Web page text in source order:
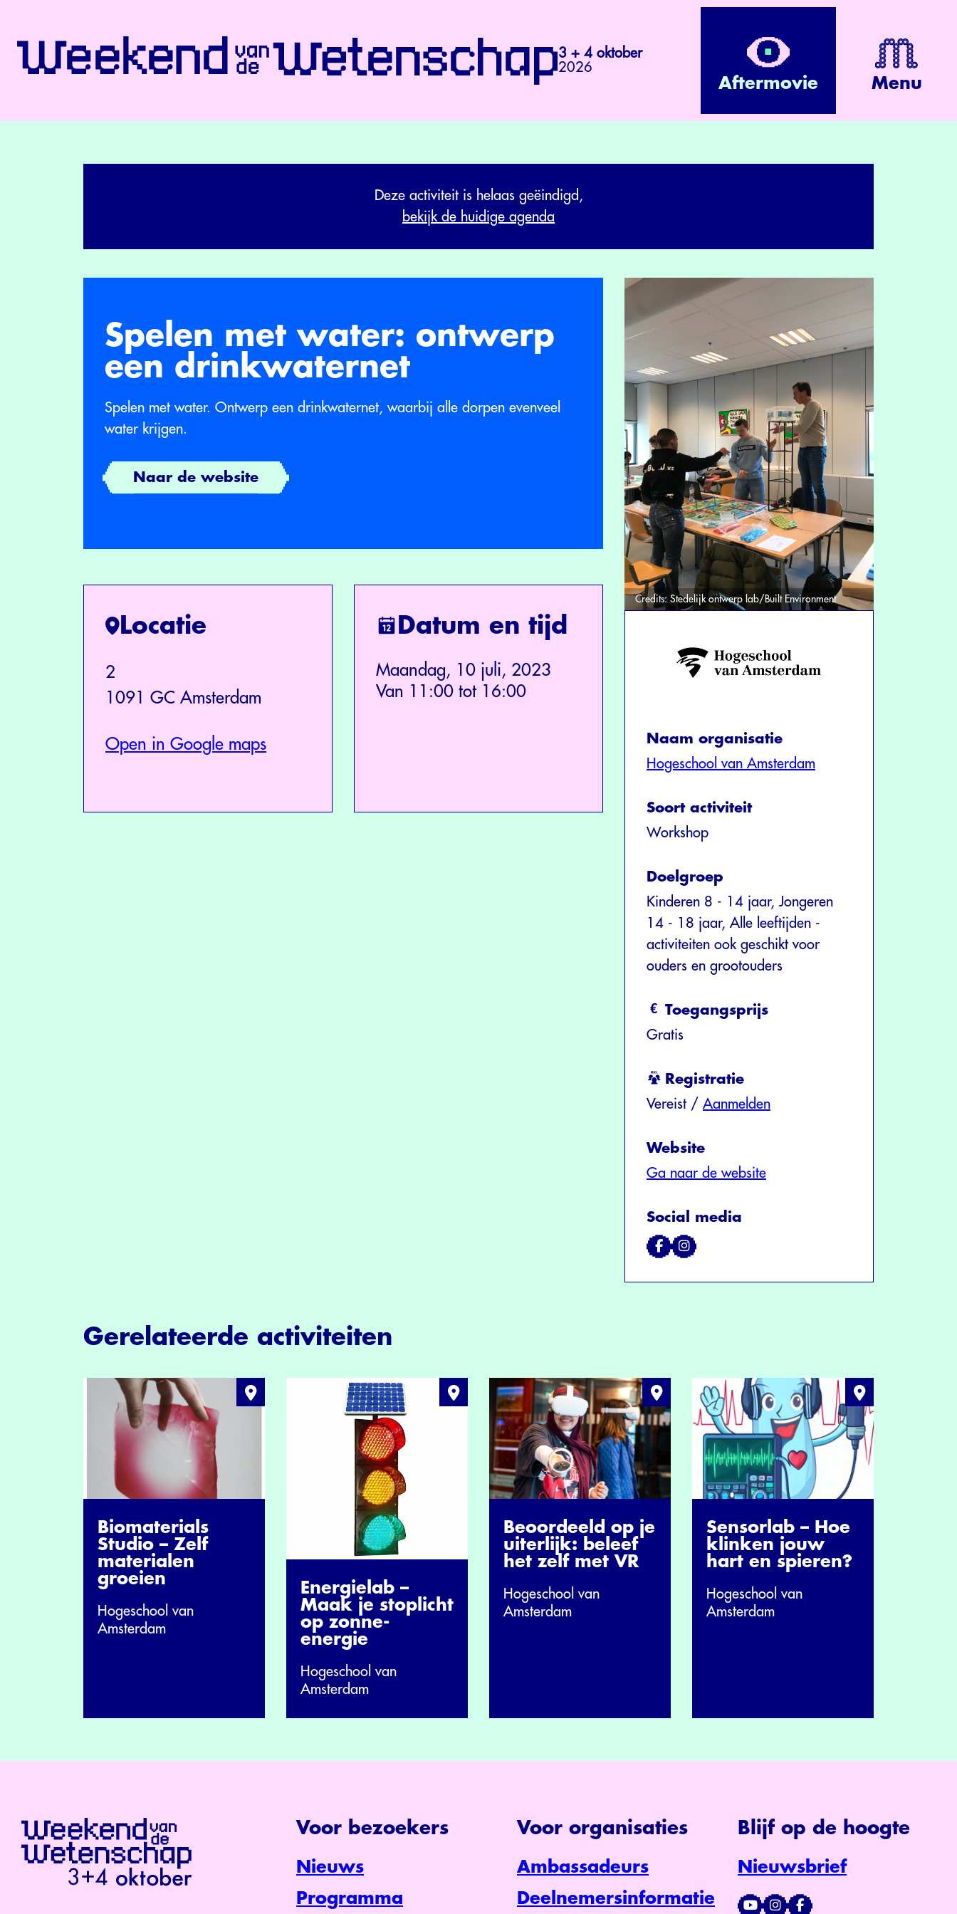
3 + 4 oktober
2026
Aftermovie Menu
Deze activiteit is helaas geëindigd,
bekijk de huidige agenda
Spelen met water: ontwerp
een drinkwaternet
Spelen met water. Ontwerp een drinkwaternet, waarbij alle dorpen evenveel
water krijgen.
Naar de website
Locatie
2
1091 GC Amsterdam
Open in Google maps
Datum en tijd
Maandag, 10 juli, 2023
Van 11:00 tot 16:00
Credits: Stedelijk ontwerp lab/Built Environment
Naam organisatie
Hogeschool van Amsterdam
Soort activiteit
Workshop
Doelgroep
Kinderen 8 - 14 jaar, Jongeren
14 - 18 jaar, Alle leeftijden -
activiteiten ook geschikt voor
ouders en grootouders
Toegangsprijs
Gratis
Registratie
Vereist / Aanmelden
Website
Ga naar de website
Social media
Gerelateerde activiteiten
Biomaterials
Studio – Zelf
materialen
groeien
Hogeschool van
Amsterdam
Energielab –
Maak je stoplicht
op zonne-
energie
Hogeschool van
Amsterdam
Beoordeeld op je
uiterlijk: beleef
het zelf met VR
Hogeschool van
Amsterdam
Sensorlab – Hoe
klinken jouw
hart en spieren?
Hogeschool van
Amsterdam
Voor bezoekers
Nieuws
Programma
Voor organisaties
Ambassadeurs
Deelnemersinformatie
Blijf op de hoogte
Nieuwsbrief